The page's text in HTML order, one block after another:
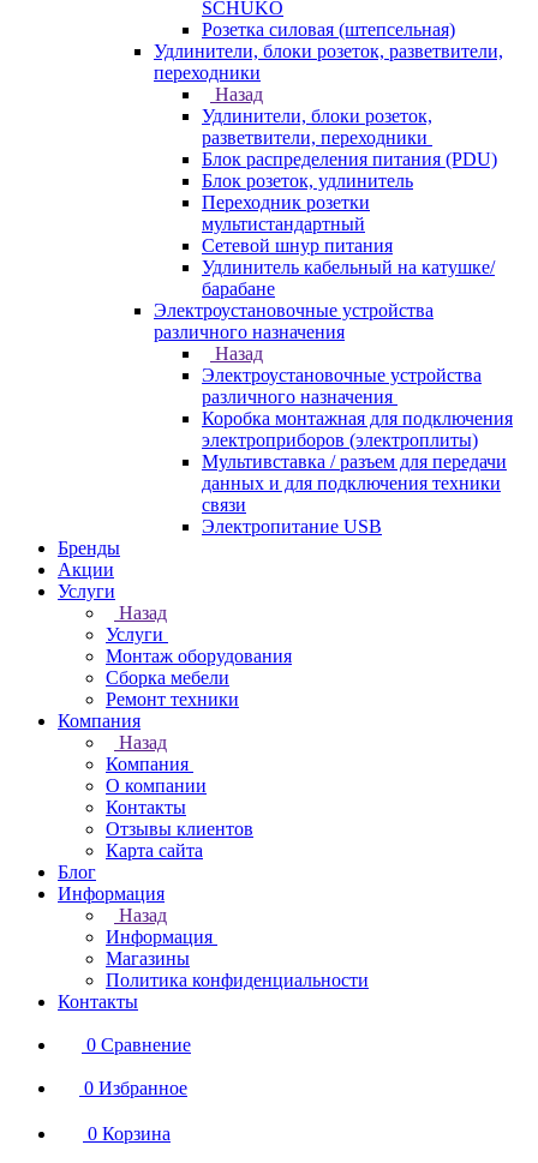
SCHUKO
Розетка силовая (штепсельная)
Удлинители, блоки розеток, разветвители,
переходники
Назад
Удлинители, блоки розеток,
разветвители, переходники
Блок распределения питания (PDU)
Блок розеток, удлинитель
Переходник розетки
мультистандартный
Сетевой шнур питания
Удлинитель кабельный на катушке/
барабане
Электроустановочные устройства
различного назначения
Назад
Электроустановочные устройства
различного назначения
Коробка монтажная для подключения
электроприборов (электроплиты)
Мультивставка / разъем для передачи
данных и для подключения техники
связи
Электропитание USB
Бренды
Акции
Услуги
Назад
Услуги
Монтаж оборудования
Сборка мебели
Ремонт техники
Компания
Назад
Компания
О компании
Контакты
Отзывы клиентов
Карта сайта
Блог
Информация
Назад
Информация
Магазины
Политика конфиденциальности
Контакты
0 Сравнение
0 Избранное
0 Корзина